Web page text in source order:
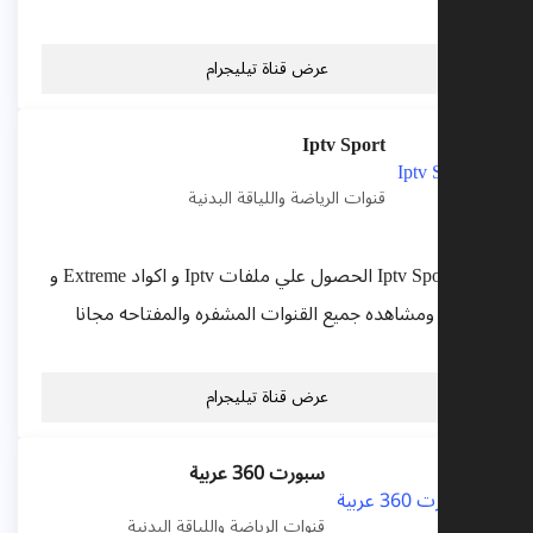
عرض قناة تيليجرام
Iptv Sport
قنوات الرياضة واللياقة البدنية
يقدم Iptv Sport الحصول علي ملفات Iptv و اكواد Extreme و
عرض قناة تيليجرام
سبورت 360 عربية